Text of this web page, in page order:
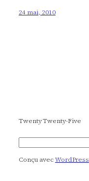
24 mai, 2010
Twenty Twenty-Five
Rechercher
Conçu avecWordPress